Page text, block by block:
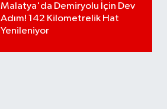
Malatya'da Demiryolu İçin Dev
Adım! 142 Kilometrelik Hat
Yenileniyor